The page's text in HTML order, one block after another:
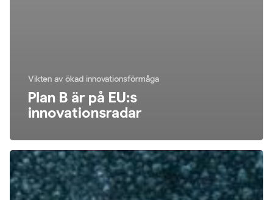
Vikten av ökad innovationsförmåga
Plan B är på EU:s
innovationsradar